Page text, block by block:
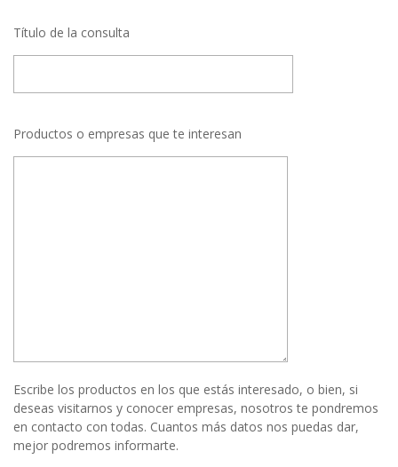
Título de la consulta
Productos o empresas que te interesan
Escribe los productos en los que estás interesado, o bien, si
deseas visitarnos y conocer empresas, nosotros te pondremos
en contacto con todas. Cuantos más datos nos puedas dar,
mejor podremos informarte.